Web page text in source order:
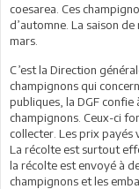
coesarea. Ces
d’automne. La saison
mars.
C’est la Direction
champignons qui
publiques, la DGF
champignons. Ceux-ci
collecter. Les prix payés
La récolte est surtout
la récolte est envoyé à
champignons et les